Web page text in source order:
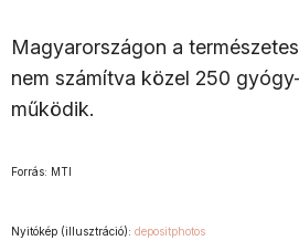
Magyarországon a
nem számítva közel 250
működik.
Forrás: MTI
Nyitókép (illusztráció): depositphotos